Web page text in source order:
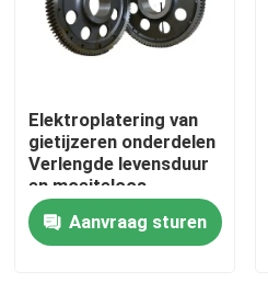
Elektroplatering van
gietijzeren onderdelen
Verlengde levensduur
en moeiteloos
onderhoud
Aanvraag sturen